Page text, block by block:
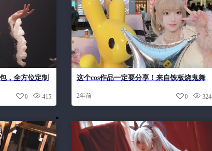
，全方位定制
415
0
这个cos作品一定要分享！来自铁板烧鬼舞
2年前 324
0